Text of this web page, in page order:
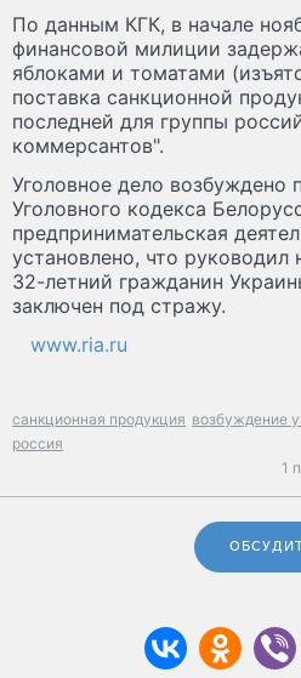
По данным КГК, в начале
финансовой милиции
яблоками и томатами
поставка санкционной
последней для группы
коммерсантов".
Уголовное дело возбуждено
Уголовного кодекса
предпринимательская
установлено, что руководил
32-летний гражданин
заключен под стражу.
www.ria.ru
санкционная продукция возбуждение
россия
1